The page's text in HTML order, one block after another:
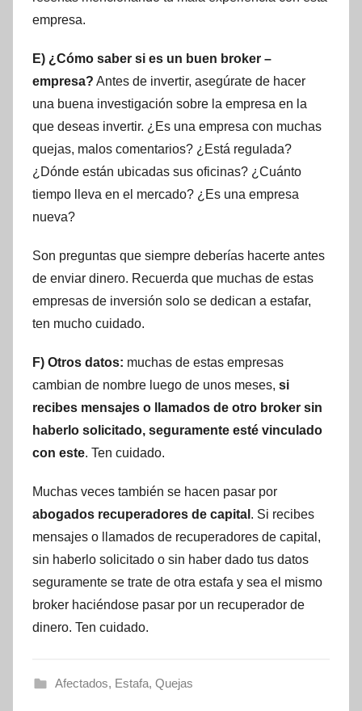
empresa.
E) ¿Cómo saber si es un buen broker –
empresa? Antes de invertir, asegúrate de hacer
una buena investigación sobre la empresa en la
que deseas invertir. ¿Es una empresa con muchas
quejas, malos comentarios? ¿Está regulada?
¿Dónde están ubicadas sus oficinas? ¿Cuánto
tiempo lleva en el mercado? ¿Es una empresa
nueva?
Son preguntas que siempre deberías hacerte antes
de enviar dinero. Recuerda que muchas de estas
empresas de inversión solo se dedican a estafar,
ten mucho cuidado.
F) Otros datos: muchas de estas empresas
cambian de nombre luego de unos meses, si
recibes mensajes o llamados de otro broker sin
haberlo solicitado, seguramente esté vinculado
con este. Ten cuidado.
Muchas veces también se hacen pasar por
abogados recuperadores de capital . Si recibes
mensajes o llamados de recuperadores de capital,
sin haberlo solicitado o sin haber dado tus datos
seguramente se trate de otra estafa y sea el mismo
broker haciéndose pasar por un recuperador de
dinero. Ten cuidado.
Afectados, Estafa, Quejas